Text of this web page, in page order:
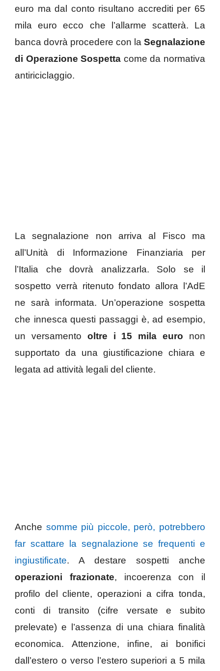
euro ma dal conto risultano accrediti per 65
mila euro ecco che l’allarme scatterà. La
banca dovrà procedere con la Segnalazione
di Operazione Sospetta come da normativa
antiriciclaggio.
La segnalazione non arriva al Fisco ma
all’Unità di Informazione Finanziaria per
l’Italia che dovrà analizzarla. Solo se il
sospetto verrà ritenuto fondato allora l’AdE
ne sarà informata. Un’operazione sospetta
che innesca questi passaggi è, ad esempio,
un versamento oltre i 15 mila euro non
supportato da una giustificazione chiara e
legata ad attività legali del cliente.
Anche somme più piccole, però, potrebbero
far scattare la segnalazione se frequenti e
ingiustificate. A destare sospetti anche
operazioni frazionate, incoerenza con il
profilo del cliente, operazioni a cifra tonda,
conti di transito (cifre versate e subito
prelevate) e l’assenza di una chiara finalità
economica. Attenzione, infine, ai bonifici
dall’estero o verso l’estero superiori a 5 mila